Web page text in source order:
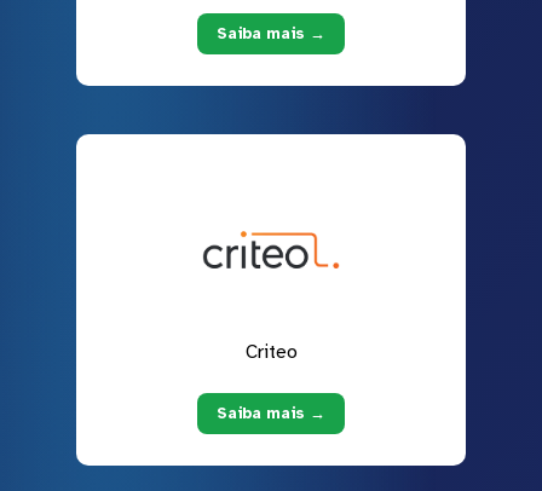
Saiba mais →
Criteo
Saiba mais →